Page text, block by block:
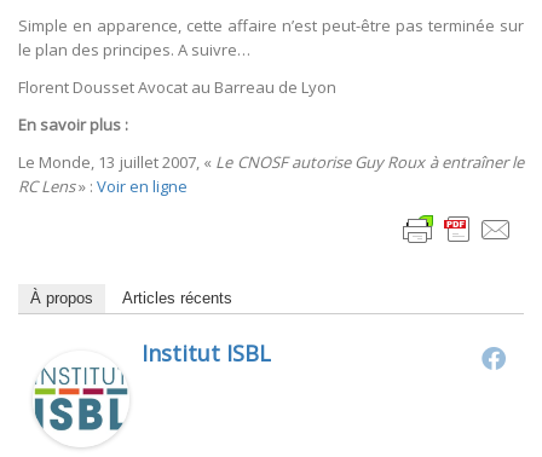
Simple en apparence, cette affaire n’est peut-être pas terminée sur
le plan des principes. A suivre…
Florent Dousset Avocat au Barreau de Lyon
En savoir plus :
Le Monde, 13 juillet 2007, « Le CNOSF autorise Guy Roux à entraîner le
RC Lens» : Voir en ligne
À propos Articles récents
Institut ISBL